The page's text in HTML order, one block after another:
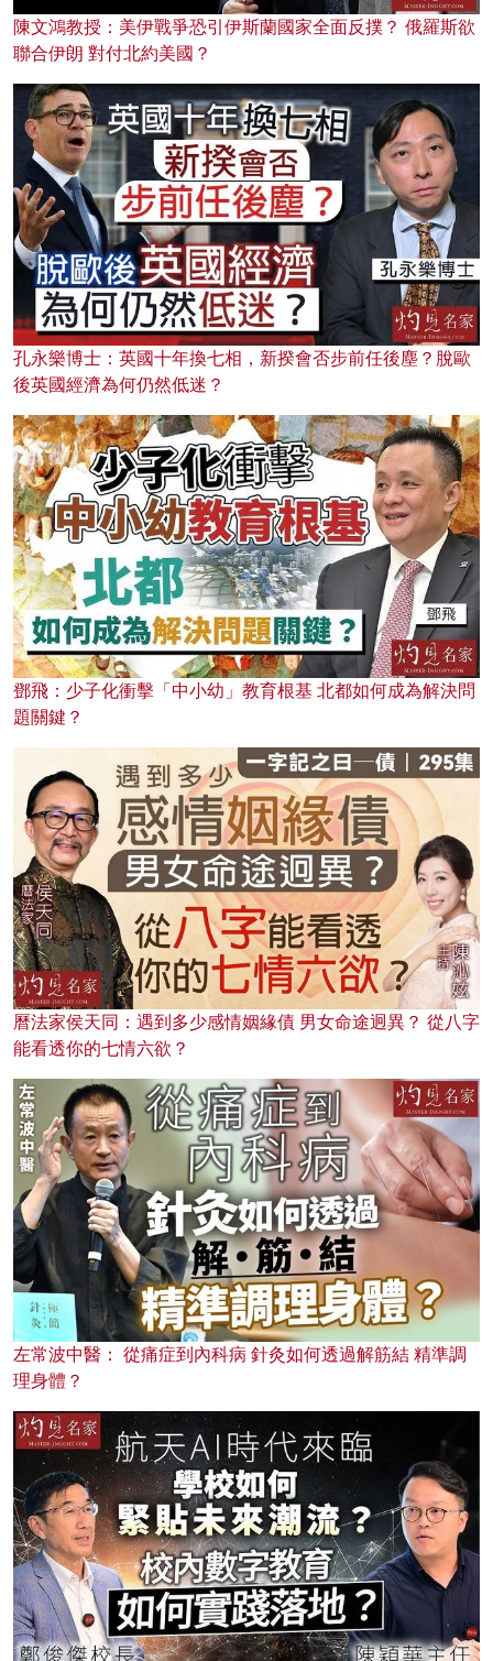
陳文鴻教授：美伊戰爭恐引伊斯蘭國家全面反撲？ 俄羅斯欲
聯合伊朗 對付北約美國？
孔永樂博士：英國十年換七相，新揆會否步前任後塵？脫歐
後英國經濟為何仍然低迷？
鄧飛：少子化衝擊「中小幼」教育根基 北都如何成為解決問
題關鍵？
曆法家侯天同：遇到多少感情姻緣債 男女命途迥異？ 從八字
能看透你的七情六欲？
左常波中醫： 從痛症到內科病 針灸如何透過解筋結 精準調
理身體？